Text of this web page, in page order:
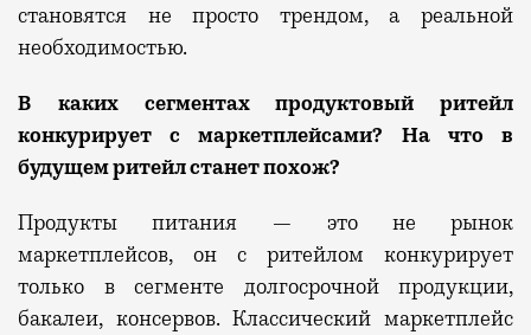
становятся не просто трендом, а реальной
необходимостью.
В каких сегментах продуктовый ритейл
конкурирует с маркетплейсами? На что в
будущемритейл станетпохож?
Продукты питания — это не рынок
маркетплейсов, он с ритейлом конкурирует
только в сегменте долгосрочной продукции,
бакалеи, консервов. Классический маркетплейс